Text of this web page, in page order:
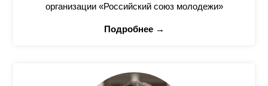
организации «Российский союз молодежи»
Подробнее →